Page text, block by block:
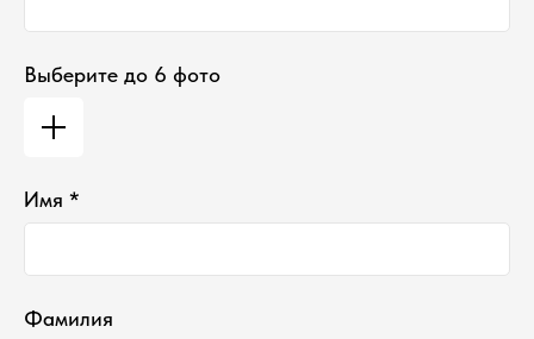
Выберите до 6 фото
Имя *
Фамилия